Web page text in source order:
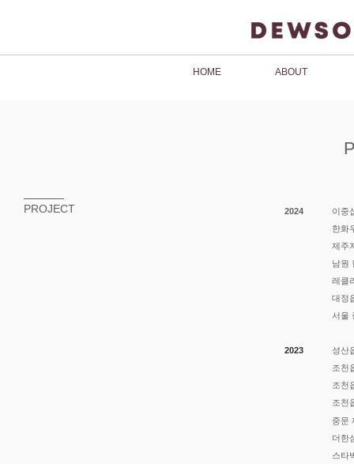
HOME ABOUT
PROJECT 2024
2023
이중
한화
제주
남원
레클
대정
서울
성산
조천
조천
조천
중문
더한
스타